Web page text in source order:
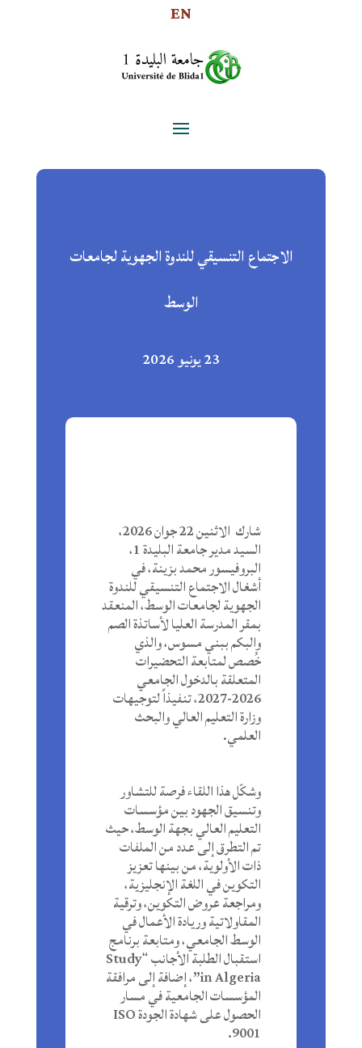
EN
الاجتماع التنسيقي للندوة الجهوية لجامعات
الوسط
23 يونيو 2026
شارك الاثنين 22 جوان 2026،
السيد مدير جامعة البليدة 1،
البروفيسور محمد بزينة، في
أشغال الاجتماع التنسيقي للندوة
الجهوية لجامعات الوسط، المنعقد
بمقر المدرسة العليا لأساتذة الصم
والبكم ببني مسوس، والذي
خُصص لمتابعة التحضيرات
المتعلقة بالدخول الجامعي
2026-2027، تنفيذاً لتوجيهات
وزارة التعليم العالي والبحث
العلمي.
وشكّل هذا اللقاء فرصة للتشاور
وتنسيق الجهود بين مؤسسات
التعليم العالي بجهة الوسط، حيث
تم التطرق إلى عدد من الملفات
ذات الأولوية، من بينها تعزيز
التكوين في اللغة الإنجليزية،
ومراجعة عروض التكوين، وترقية
المقاولاتية وريادة الأعمال في
الوسط الجامعي، ومتابعة برنامج
استقبال الطلبة الأجانب “Study
in Algeria”، إضافة إلى مرافقة
المؤسسات الجامعية في مسار
الحصول على شهادة الجودة ISO
9001.